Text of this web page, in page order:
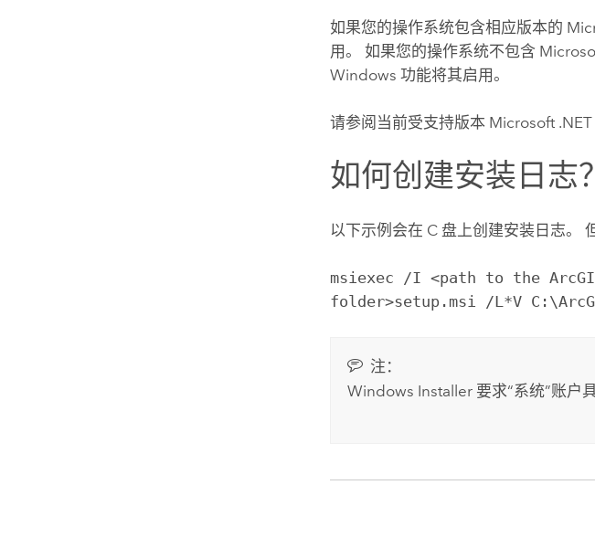
如果您的操作系统包含相应版本的
用。 如果您的操作系统不包含
Windows 功能将其启用。
请参阅当前受支持版本 Microsoft
如何创建安装日志？
以下示例会在 C 盘上创建安装日志。
msiexec /I <path to the
folder>setup.msi /L*V
注：
Windows Installer 要求“系统”账户